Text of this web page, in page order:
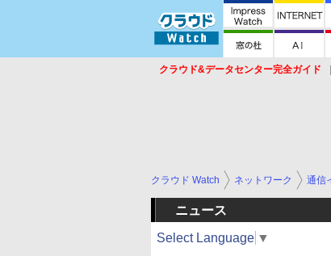
クラウド&データセンター完全ガイド
クラウド Watch ネットワーク 通信
ニュース
Select Language ▼